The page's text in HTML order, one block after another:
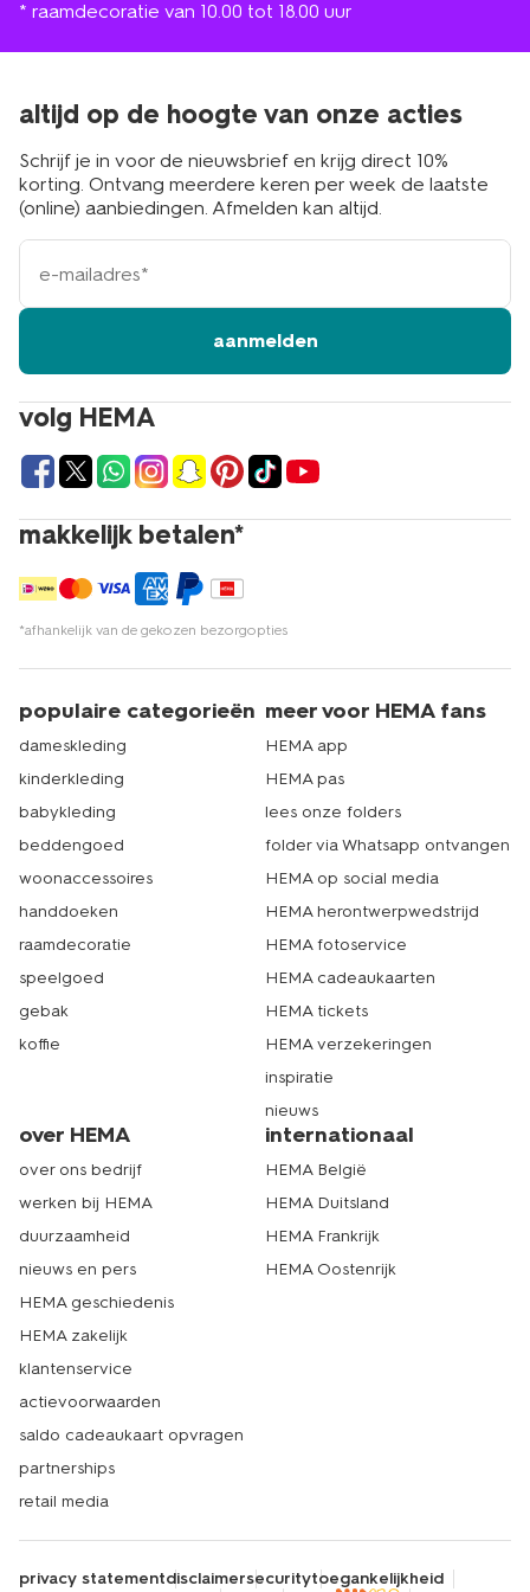
* raamdecoratie van 10.00 tot 18.00 uur
volg HEMA
makkelijk betalen*
*afhankelijk van de gekozen bezorgopties
altijd op de hoogte van onze acties
Schrijf je in voor de nieuwsbrief en krijg direct 10%
korting. Ontvang meerdere keren per week de laatste
(online) aanbiedingen. Afmelden kan altijd.
e-
mailadres
aanmelden
populaire categorieën
dameskleding
kinderkleding
babykleding
beddengoed
woonaccessoires
handdoeken
raamdecoratie
speelgoed
gebak
koffie
meer voor HEMA fans
HEMA app
HEMA pas
lees onze folders
folder via Whatsapp ontvangen
HEMA op social media
HEMA herontwerpwedstrijd
HEMA fotoservice
HEMA cadeaukaarten
HEMA tickets
HEMA verzekeringen
inspiratie
nieuws
over HEMA
over ons bedrijf
werken bij HEMA
duurzaamheid
nieuws en pers
HEMA geschiedenis
HEMA zakelijk
klantenservice
actievoorwaarden
saldo cadeaukaart opvragen
partnerships
retail media
internationaal
HEMA België
HEMA Duitsland
HEMA Frankrijk
HEMA Oostenrijk
privacy statementdisclaimersecuritytoegankelijkheid